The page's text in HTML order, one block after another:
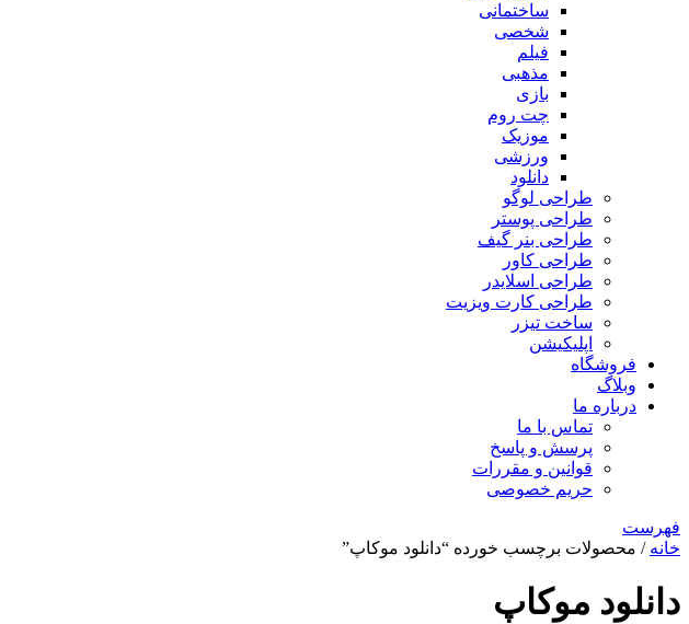
ساختمانی
شخصی
فیلم
مذهبی
بازی
چت روم
موزیک
ورزشی
دانلود
طراحی لوگو
طراحی پوستر
طراحی بنر گیف
طراحی کاور
طراحی اسلایدر
طراحی کارت ویزیت
ساخت تیزر
اپلیکیشن
فروشگاه
وبلاگ
درباره ما
تماس با ما
پرسش و پاسخ
قوانین و مقررات
حریم خصوصی
فهرست
خانه / محصولات برچسب خورده “دانلود موکاپ”
دانلود موکاپ